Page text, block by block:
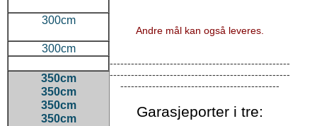
300cm
300cm
350cm
350cm
350cm
350cm
Andre mål kan også leveres.
---------------------------------------------------
---------------------------------------------------
---------------------------------------------
Garasjeporter i tre: